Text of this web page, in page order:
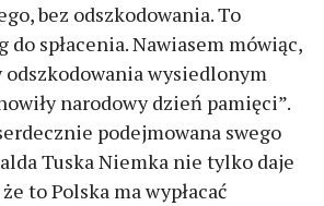
bez odszkodowania. To
do spłacenia. Nawiasem mówiąc,
odszkodowania wysiedlonym
narodowy dzień pamięci”.
podejmowana swego
Tuska Niemka nie tylko daje
to Polska ma wypłacać